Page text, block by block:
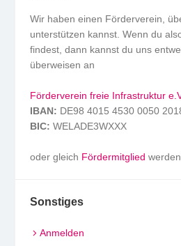
Wir haben einen Förderverein,
unterstützen kannst. Wenn du
findest, dann kannst du uns
überweisen an
Förderverein freie Infrastruktur
IBAN: DE98 4015 4530 0050
BIC: WELADE3WXXX
oder gleich Fördermitglied
Sonstiges
Anmelden